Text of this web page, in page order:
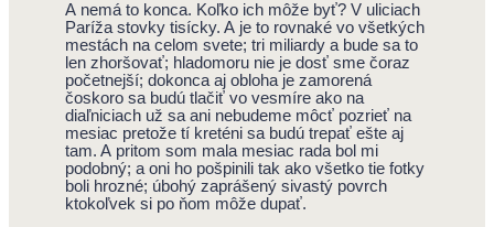
A nemá to konca. Koľko ich môže byť? V uliciach
Paríža stovky tisícky. A je to rovnaké vo všetkých
mestách na celom svete; tri miliardy a bude sa to
len zhoršovať; hladomoru nie je dosť sme čoraz
početnejší; dokonca aj obloha je zamorená
čoskoro sa budú tlačiť vo vesmíre ako na
diaľniciach už sa ani nebudeme môcť pozrieť na
mesiac pretože tí kreténi sa budú trepať ešte aj
tam. A pritom som mala mesiac rada bol mi
podobný; a oni ho pošpinili tak ako všetko tie fotky
boli hrozné; úbohý zaprášený sivastý povrch
ktokoľvek si po ňom môže dupať.